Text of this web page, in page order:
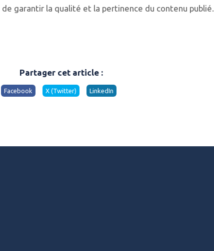
garantir la qualité et la pertinence du contenu publié.
Partager cet article :
Facebook X (Twitter) LinkedIn